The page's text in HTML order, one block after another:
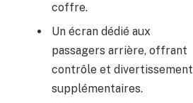
coffre.
Un écran dédié aux
passagers arrière, offrant
contrôle et divertissement
supplémentaires.